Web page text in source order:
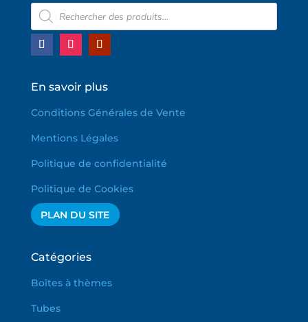
Recherche
de
produits
En savoir plus
Conditions Générales de Vente
Mentions Légales
Politique de confidentialité
Politique de Cookies
PLAN DU SITE
Catégories
Boîtes à thèmes
Tubes